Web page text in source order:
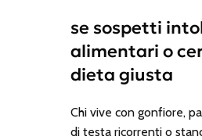
se sospetti
alimentari o
dieta giusta
Chi vive con gonfiore,
di testa ricorrenti o